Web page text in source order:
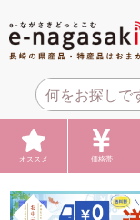
オススメ 価格帯